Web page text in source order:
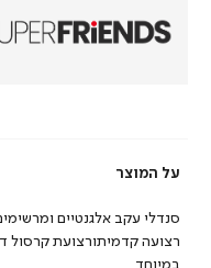
על המוצר
סנדלי עקב אלגנטיים
רצועה קדמיתורצועת קרסול
במיוחד